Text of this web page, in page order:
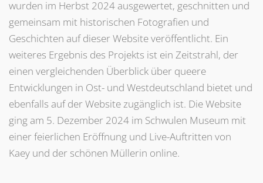
wurden im Herbst 2024 ausgewertet, geschnitten und
gemeinsam mit historischen Fotografien und
Geschichten auf dieser Website veröffentlicht. Ein
weiteres Ergebnis des Projekts ist ein Zeitstrahl, der
einen vergleichenden Überblick über queere
Entwicklungen in Ost- und Westdeutschland bietet und
ebenfalls auf der Website zugänglich ist. Die Website
ging am 5. Dezember 2024 im Schwulen Museum mit
einer feierlichen Eröffnung und Live-Auftritten von
Kaey und der schönen Müllerin online.